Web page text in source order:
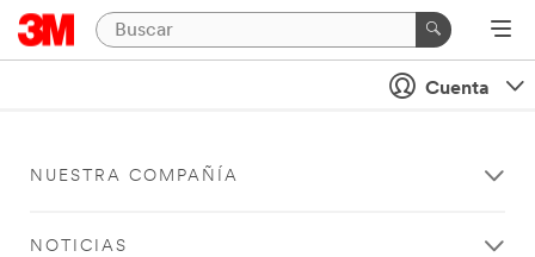
Cuenta
NUESTRA COMPAÑÍA
NOTICIAS